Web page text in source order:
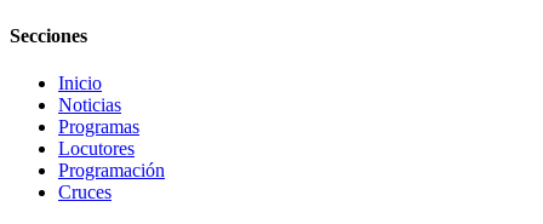
Secciones
Inicio
Noticias
Programas
Locutores
Programación
Cruces